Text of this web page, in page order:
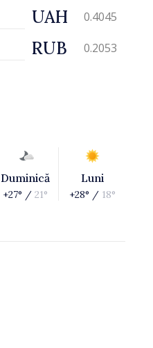
UAH 0.4045
RUB 0.2053
Duminică
+27° / 21°
Luni
+28° / 18°